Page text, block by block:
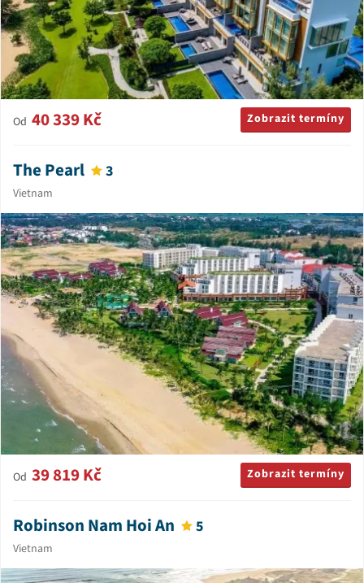
Od 40 339 Kč Zobrazit termíny
The Pearl 3
Vietnam
Od 39 819 Kč Zobrazit termíny
Robinson Nam Hoi An 5
Vietnam